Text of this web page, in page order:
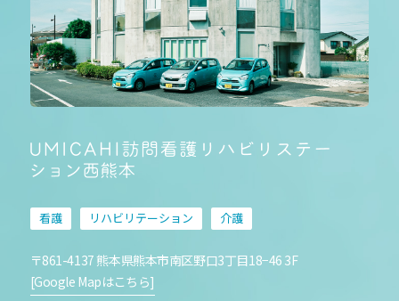
看護 リハビリテーション 介護
〒861-4137 熊本県熊本市南区野口3丁目18−46 3F
[Google Mapはこちら]